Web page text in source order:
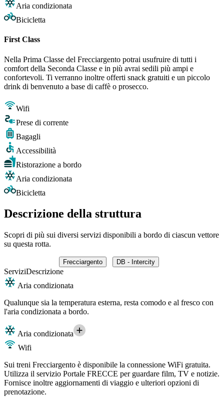
Aria condizionata
Bicicletta
First Class
Nella Prima Classe del Frecciargento potrai usufruire di tutti i
comfort della Seconda Classe e in più avrai sedili più ampi e
confortevoli. Ti verranno inoltre offerti snack gratuiti e un piccolo
drink di benvenuto a base di caffè o prosecco.
Wifi
Prese di corrente
Bagagli
Accessibilità
Ristorazione a bordo
Aria condizionata
Bicicletta
Descrizione della struttura
Scopri di più sui diversi servizi disponibili a bordo di ciascun vettore
su questa rotta.
Frecciargento DB - Intercity
ServiziDescrizione
Aria condizionata
Qualunque sia la temperatura esterna, resta comodo e al fresco con
l'aria condizionata a bordo.
Aria condizionata
Wifi
Sui treni Frecciargento è disponibile la connessione WiFi gratuita.
Utilizza il servizio Portale FRECCE per guardare film, TV e notizie.
Fornisce inoltre aggiornamenti di viaggio e ulteriori opzioni di
prenotazione.